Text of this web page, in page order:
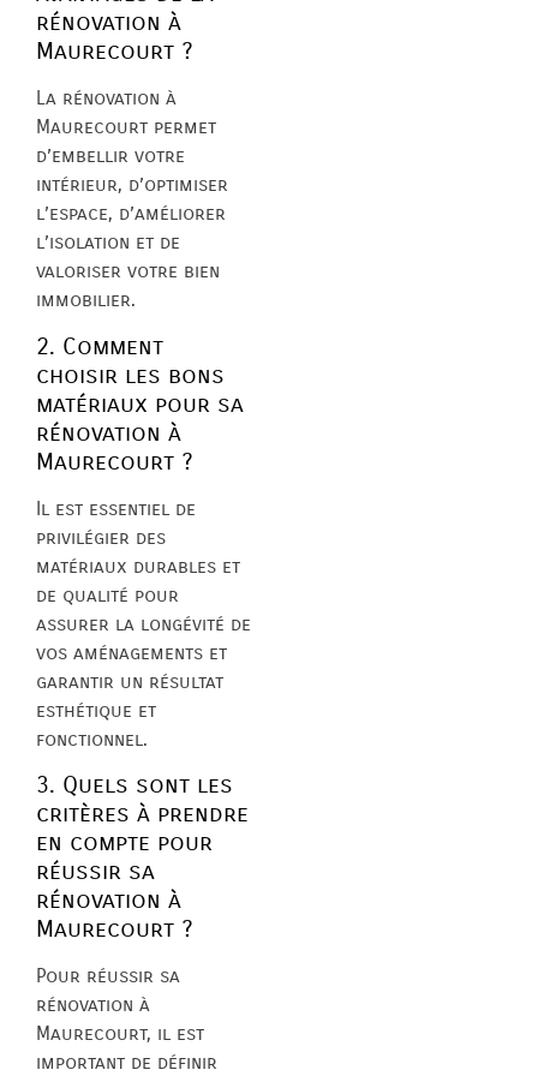
rénovation à
Maurecourt ?
La rénovation à
Maurecourt permet
d’embellir votre
intérieur, d’optimiser
l’espace, d’améliorer
l’isolation et de
valoriser votre bien
immobilier.
2. Comment
choisir les bons
matériaux pour sa
rénovation à
Maurecourt ?
Il est essentiel de
privilégier des
matériaux durables et
de qualité pour
assurer la longévité de
vos aménagements et
garantir un résultat
esthétique et
fonctionnel.
3. Quels sont les
critères à prendre
en compte pour
réussir sa
rénovation à
Maurecourt ?
Pour réussir sa
rénovation à
Maurecourt, il est
important de définir